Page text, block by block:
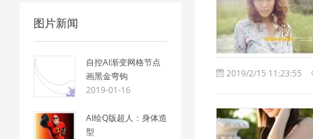
图片新闻
自控AI渐变网格节点
画黑金弯钩
2019-01-16
AI绘Q版超人：身体造
型
2019/2/15 11:23:55